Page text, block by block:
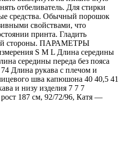
отбеливатель. Для стирки
средства. Обычный порошок
свойствами, что
принта. Гладить
стороны. ПАРАМЕТРЫ
S M L Длина середины
середины переда без пояса
Длина рукава с плечом и
шва капюшона 40 40,5 41
и низу изделия 7 7 7
187 см, 92/72/96, Катя —